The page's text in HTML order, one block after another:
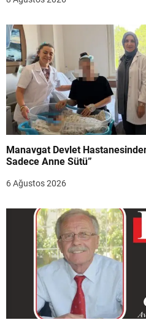
Manavgat Devlet
Sadece Anne Sütü”
6 Ağustos 2026